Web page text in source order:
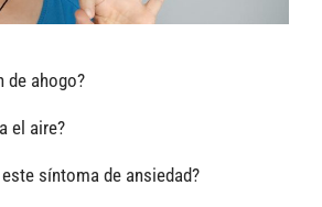
de ahogo?
el aire?
síntoma de ansiedad?